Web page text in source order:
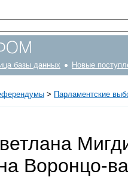
базы данных Новые
> Парламентские
Воронцо-